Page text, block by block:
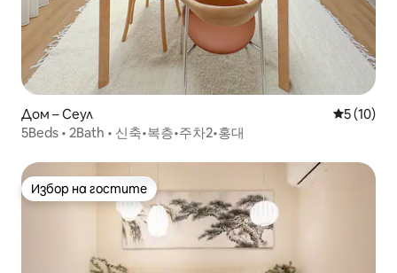
Дом – Сеул Средна
5 (10)
5Beds • 2Bath • 신축•복층•주차2•홍대
Избор на гостите
Избор на гостите